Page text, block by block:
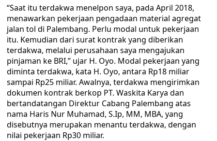
“Saat itu terdakwa menelpon saya, pada April 2018,
menawarkan pekerjaan pengadaan material agregat
jalan tol di Palembang. Perlu modal untuk pekerjaan
itu. Kemudian dari surat kontrak yang diberikan
terdakwa, melalui perusahaan saya mengajukan
pinjaman ke BRI,” ujar H. Oyo. Modal pekerjaan yang
diminta terdakwa, kata H. Oyo, antara Rp18 miliar
sampai Rp25 miliar. Awalnya, terdakwa mengirimkan
dokumen kontrak berkop PT. Waskita Karya dan
bertandatangan Direktur Cabang Palembang atas
nama Haris Nur Muhamad, S.Ip, MM, MBA, yang
disebutnya merupakan menantu terdakwa, dengan
nilai pekerjaan Rp30 miliar.